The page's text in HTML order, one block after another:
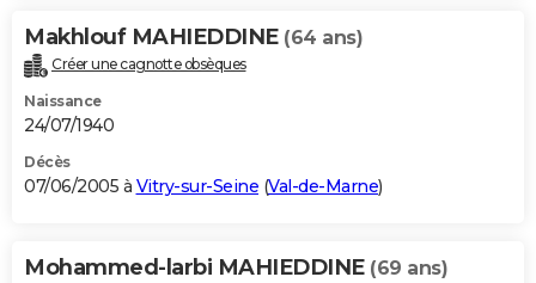
Makhlouf MAHIEDDINE (64 ans)
Créer une cagnotte obsèques
Naissance
24/07/1940
Décès
07/06/2005 à Vitry-sur-Seine (Val-de-Marne)
Mohammed-larbi MAHIEDDINE (69 ans)